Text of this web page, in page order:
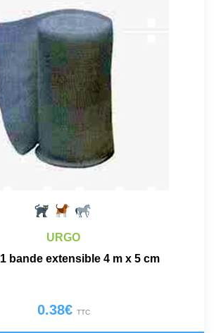
URGO
bande extensible 4 m x 5 cm
0.38€ TTC